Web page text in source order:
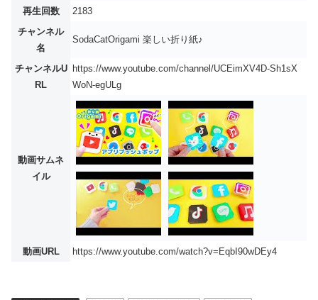
再生回数
2183
チャンネル
名
SodaCatOrigami 楽しい折り紙♪
チャンネルU
RL
https://www.youtube.com/channel/UCEimXV4D-Sh1sX
WoN-egULg
動画サムネ
イル
動画URL https://www.youtube.com/watch?v=EqbI90wDEy4